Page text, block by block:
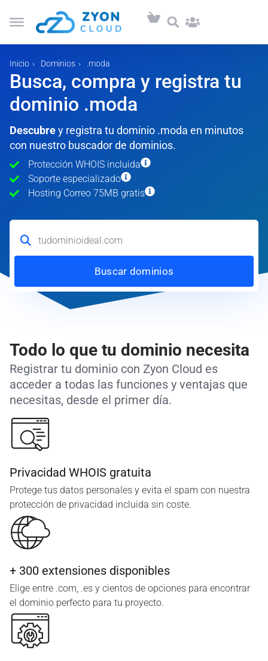
Inicio Dominios .moda
Busca, compra y registra tu
dominio .moda
Descubrey registra tu dominio .moda en minutos
con nuestro buscador de dominios.
Protección WHOIS incluida
Soporte especializado
Hosting Correo 75MB gratis
Buscar dominios
Todo lo que tu dominio necesita
Registrar tu dominio con Zyon Cloud es
acceder a todas las funciones y ventajas que
necesitas, desde el primer día.
Privacidad WHOIS gratuita
Protege tus datos personales y evita el spam con nuestra
protección de privacidad incluida sin coste.
+ 300 extensiones disponibles
Elige entre .com, .es y cientos de opciones para encontrar
el dominio perfecto para tu proyecto.